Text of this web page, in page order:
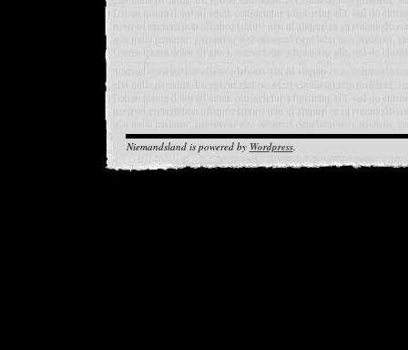
Niemandsland is powered by Wordpress.